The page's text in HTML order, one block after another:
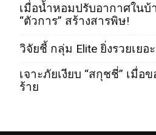
เมื่อน้ำหอมปรับอากาศในบ้
“ตัวการ” สร้างสารพิษ!
วิจัยชี้ กลุ่ม Elite ยิ่งรวยเยอ
เจาะภัยเงียบ “สกุชชี่” เมื่อ
ร้าย